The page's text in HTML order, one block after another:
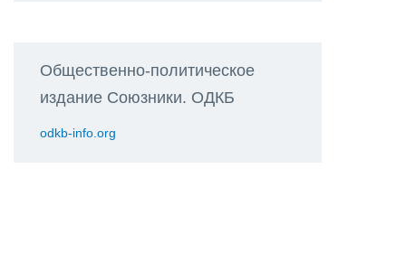
Общественно-политическое
издание Союзники. ОДКБ
odkb-info.org